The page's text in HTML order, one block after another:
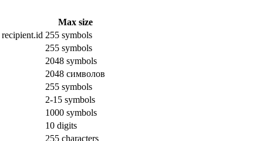
Max size
255 symbols
255 symbols
2048 symbols
2048 символов
255 symbols
2-15 symbols
1000 symbols
10 digits
255 characters